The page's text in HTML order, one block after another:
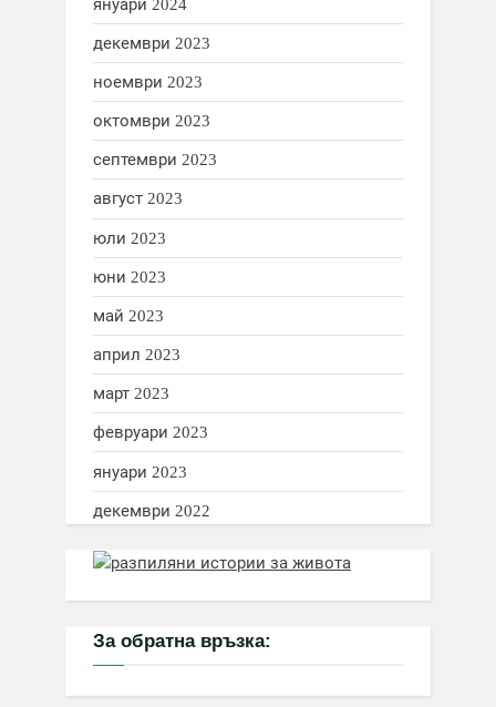
декември 2023
ноември 2023
октомври 2023
септември 2023
август 2023
юли 2023
юни 2023
май 2023
април 2023
март 2023
февруари 2023
януари 2023
декември 2022
За обратна връзка: